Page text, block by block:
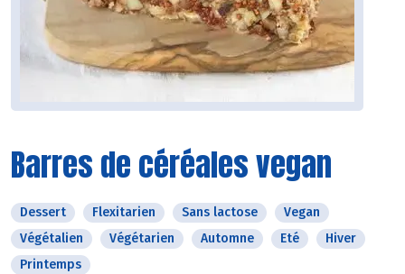
Barres de céréales vegan
Dessert Flexitarien Sans lactose
Vegan
Végétalien
Végétarien Automne Eté
Hiver
Printemps